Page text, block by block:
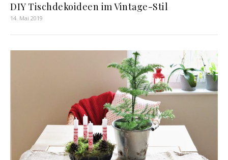
DIY Tischdekoideen im Vintage-Stil
14. Mai 2019